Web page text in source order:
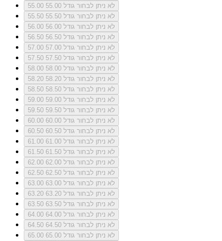
55.00
לא ניתן לבחור גודל 55.00
55.50
לא ניתן לבחור גודל 55.50
56.00
לא ניתן לבחור גודל 56.00
56.50
לא ניתן לבחור גודל 56.50
57.00
לא ניתן לבחור גודל 57.00
57.50
לא ניתן לבחור גודל 57.50
58.00
לא ניתן לבחור גודל 58.00
58.20
לא ניתן לבחור גודל 58.20
58.50
לא ניתן לבחור גודל 58.50
59.00
לא ניתן לבחור גודל 59.00
59.50
לא ניתן לבחור גודל 59.50
60.00
לא ניתן לבחור גודל 60.00
60.50
לא ניתן לבחור גודל 60.50
61.00
לא ניתן לבחור גודל 61.00
61.50
לא ניתן לבחור גודל 61.50
62.00
לא ניתן לבחור גודל 62.00
62.50
לא ניתן לבחור גודל 62.50
63.00
לא ניתן לבחור גודל 63.00
63.20
לא ניתן לבחור גודל 63.20
63.50
לא ניתן לבחור גודל 63.50
64.00
לא ניתן לבחור גודל 64.00
64.50
לא ניתן לבחור גודל 64.50
65.00
לא ניתן לבחור גודל 65.00